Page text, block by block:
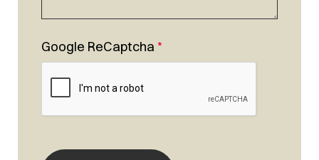
Google ReCaptcha *